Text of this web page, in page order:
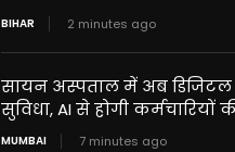
BIHAR 2 minutes ago
सायन अस्पताल में अब
सुविधा, AI से होगी कर्मचारियों
MUMBAI 7 minutes ago